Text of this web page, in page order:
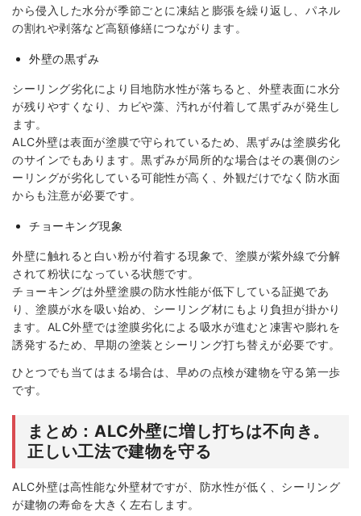
から侵入した水分が季節ごとに凍結と膨張を繰り返し、パネル
の割れや剥落など高額修繕につながります。
外壁の黒ずみ
シーリング劣化により目地防水性が落ちると、外壁表面に水分
が残りやすくなり、カビや藻、汚れが付着して黒ずみが発生し
ます。
ALC外壁は表面が塗膜で守られているため、黒ずみは塗膜劣化
のサインでもあります。黒ずみが局所的な場合はその裏側のシ
ーリングが劣化している可能性が高く、外観だけでなく防水面
からも注意が必要です。
チョーキング現象
外壁に触れると白い粉が付着する現象で、塗膜が紫外線で分解
されて粉状になっている状態です。
チョーキングは外壁塗膜の防水性能が低下している証拠であ
り、塗膜が水を吸い始め、シーリング材にもより負担が掛かり
ます。ALC外壁では塗膜劣化による吸水が進むと凍害や膨れを
誘発するため、早期の塗装とシーリング打ち替えが必要です。
ひとつでも当てはまる場合は、早めの点検が建物を守る第一歩
です。
まとめ：ALC外壁に増し打ちは不向き。
正しい工法で建物を守る
ALC外壁は高性能な外壁材ですが、防水性が低く、シーリング
が建物の寿命を大きく左右します。